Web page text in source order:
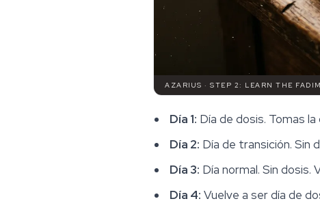
AZARIUS · STEP 2: LEARN THE
Día 1: Día de dosis. Tomas
Día 2: Día de transición. Sin
Día 3: Día normal. Sin
Día 4: Vuelve a ser día de